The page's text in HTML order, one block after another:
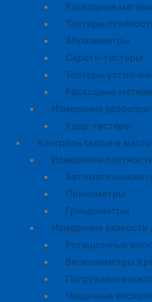
Расходные
Тестеры
Абразиметры
Скретч-тестеры
Тестеры
Расходные
Измерение
Удар-тестеры
Контроль сырья и
Измерение
Автоматические
Пикнометры
Гриндометры
Измерение
Ротационные
Вискозиметры
Погружные
Чашечные